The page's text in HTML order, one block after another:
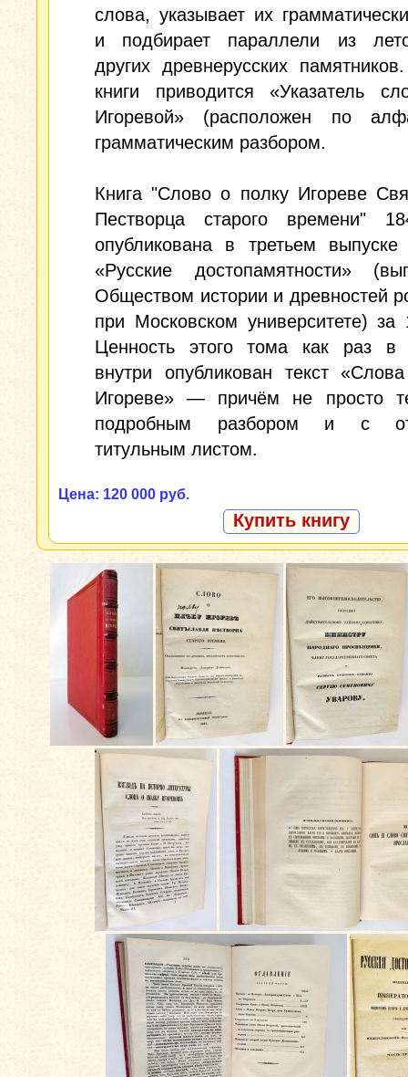
слова, указывает их
и подбирает параллели из
других древнерусских
книги приводится «Указатель
Игоревой» (расположен по
грамматическим разбором.
Книга "Слово о полку Игореве
Пестворца старого времени"
опубликована в третьем выпуске
«Русские достопамятности»
Обществом истории и древностей
при Московском университете) за
Ценность этого тома как раз в
внутри опубликован текст
Игореве» — причём не просто
подробным разбором и с
титульным листом.
Цена: 120 000 руб.
Купить книгу